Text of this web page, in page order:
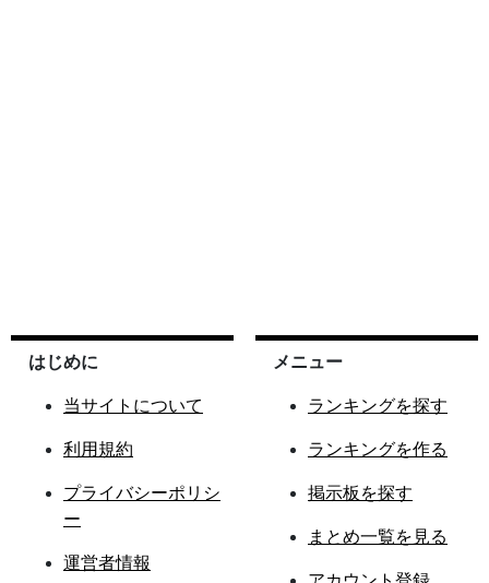
はじめに
当サイトについて
利用規約
プライバシーポリシ
ー
運営者情報
メニュー
ランキングを探す
ランキングを作る
掲示板を探す
まとめ一覧を見る